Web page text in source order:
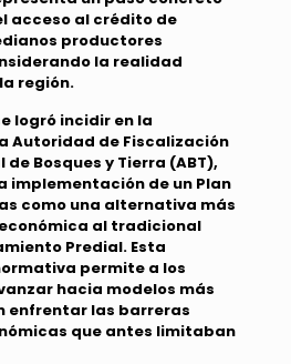
acceso al crédito de
productores
la realidad
región.
logró incidir en la
Autoridad de Fiscalización
de Bosques y Tierra (ABT),
implementación de un Plan
como una alternativa más
al tradicional
Predial. Esta
permite a los
hacia modelos más
enfrentar las barreras
que antes limitaban